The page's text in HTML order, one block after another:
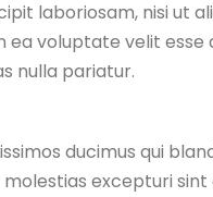
laboriosam, nisi ut
voluptate velit
nulla pariatur.
ducimus qui
excepturi